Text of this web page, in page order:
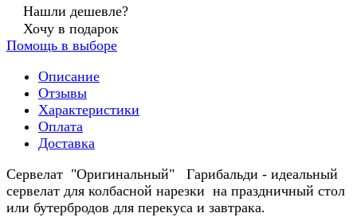
Нашли дешевле?
Хочу в подарок
Помощь в выборе
Описание
Отзывы
Характеристики
Оплата
Доставка
Сервелат "Оригинальный" Гарибальди - идеальный
сервелат для колбасной нарезки на праздничный стол
или бутербродов для перекуса и завтрака.